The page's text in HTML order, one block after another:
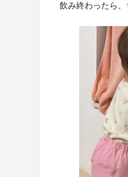
飲み終わったら、